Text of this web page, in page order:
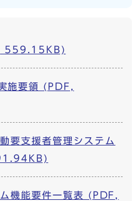
559.15KB)
施要領 (PDF,
要支援者管理システム
機能要件一覧表 (PDF,